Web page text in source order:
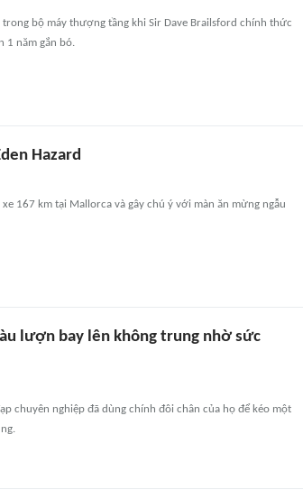
bộ máy thượng tầng khi Sir Dave Brailsford chính thức
1 năm gắn bó.
Hazard
167 km tại Mallorca và gây chú ý với màn ăn mừng ngẫu
lượn bay lên không trung nhờ sức
chuyên nghiệp đã dùng chính đôi chân của họ để kéo một